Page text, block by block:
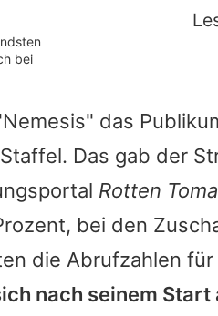
bei
das
Das gab der
Rotten
bei den
die Abrufzahlen für
nach seinem Start